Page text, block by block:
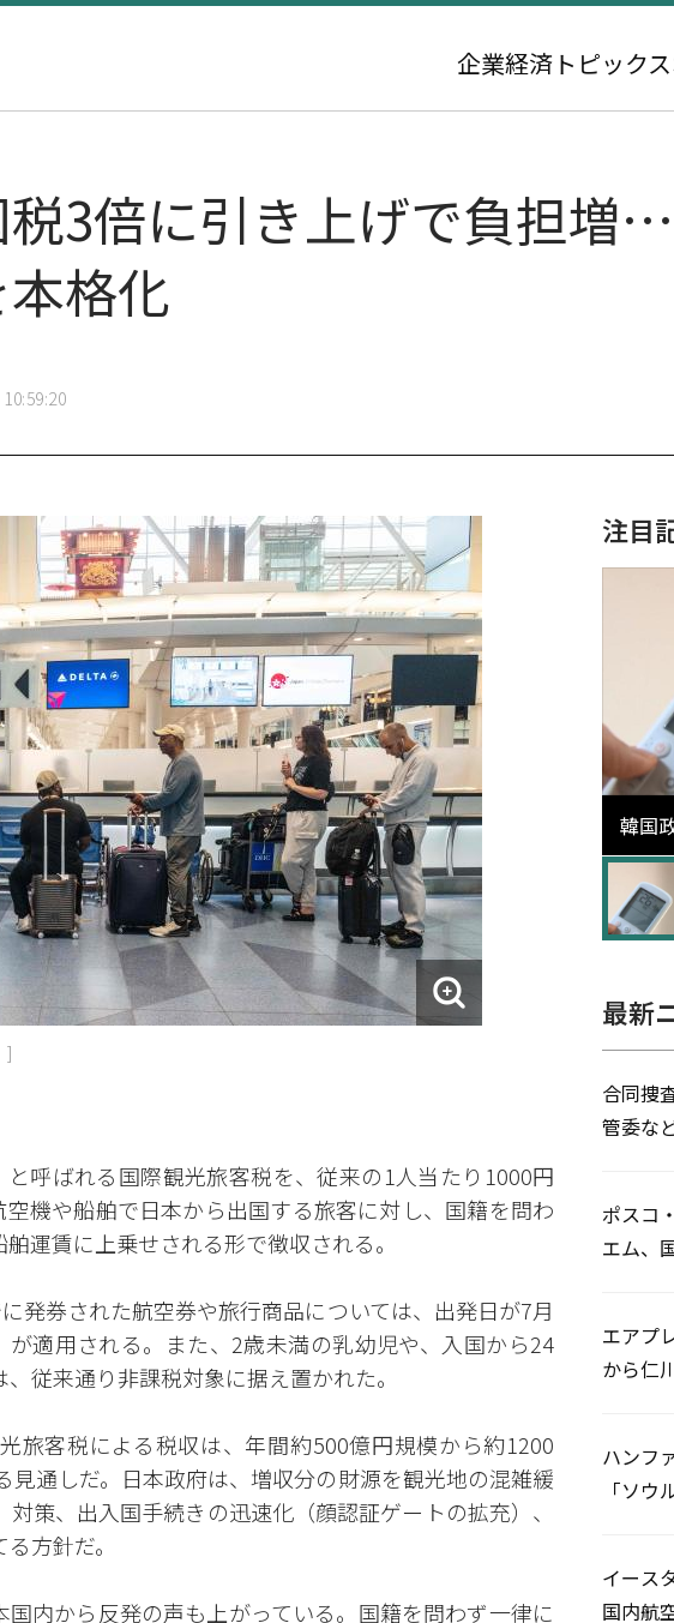
企業経済 トピックス
3倍に引き上げで負担増
格化
]
呼ばれる国際観光旅客税を、従来の1人当たり1000円
機や船舶で日本から出国する旅客に対し、国籍を問わ
運賃に上乗せされる形で徴収される。
発券された航空券や旅行商品については、出発日が7月
適用される。また、2歳未満の乳幼児や、入国から24
従来通り非課税対象に据え置かれた。
旅客税による税収は、年間約500億円規模から約1200
通しだ。日本政府は、増収分の財源を観光地の混雑緩
策、出入国手続きの迅速化（顔認証ゲートの拡充）、
方針だ。
内から反発の声も上がっている。国籍を問わず一律に
注目
韓国
高更
検
最新
合同捜
管委な
ポスコ
エム、
エアプ
から仁
ハンフ
「ソウ
イース
国内航